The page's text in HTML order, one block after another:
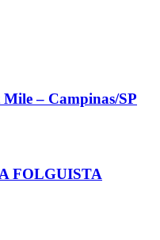
– Campinas/SP
FOLGUISTA